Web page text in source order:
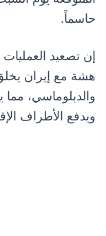
حاسماً.
إن تصعيد
هشة مع إيران
والدبلوماسي، مما
ويدفع الأطراف